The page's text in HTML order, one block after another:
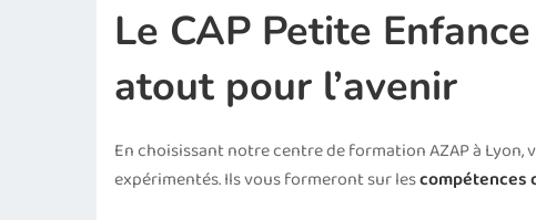
Le CAP Petite
atout pour l’avenir
En choisissant notre centre de formation AZAP à
expérimentés. Ils vous formeront sur lescompétences